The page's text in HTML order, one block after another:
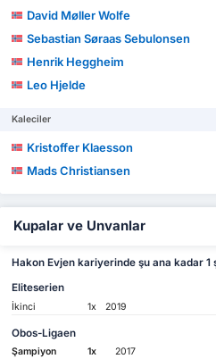
David Møller Wolfe
Sebastian Søraas Sebulonsen
Henrik Heggheim
Leo Hjelde
Kaleciler
Kristoffer Klaesson
Mads Christiansen
Kupalar ve Unvanlar
Hakon Evjen kariyerinde şu ana kadar 1
Eliteserien
İkinci 1x 2019
Obos-Ligaen
Şampiyon 1x 2017